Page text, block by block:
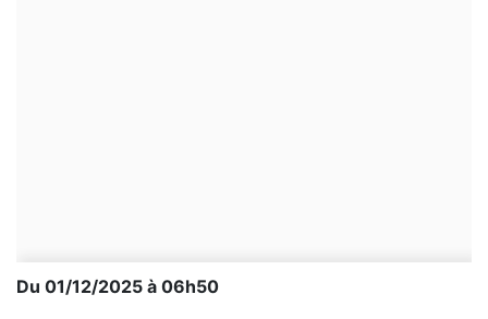
Du 01/12/2025 à 06h50